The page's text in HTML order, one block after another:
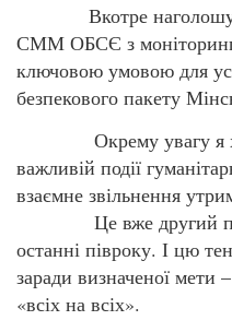
Вкотре наголошую,
СММ ОБСЄ з
ключовою умовою для
безпекового пакету
Окрему увагу я
важливій події
взаємне звільнення
Це вже другий
останні півроку. І цю
заради визначеної мети
«всіх на всіх».